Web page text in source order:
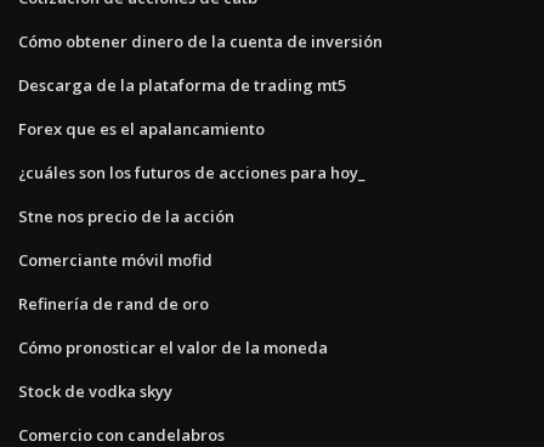
Cómo obtener dinero de la cuenta de inversión
Descarga de la plataforma de trading mt5
Forex que es el apalancamiento
¿cuáles son los futuros de acciones para hoy_
Stne nos precio de la acción
Comerciante móvil mofid
Refinería de rand de oro
Cómo pronosticar el valor de la moneda
Stock de vodka skyy
Comercio con candelabros